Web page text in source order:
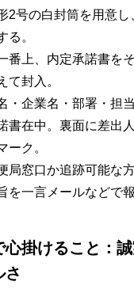
2号の白封筒を用意
る。
番上、内定承諾書を
て封入。
・企業名・部署・担
書在中。裏面に差出
ーク。
局窓口か追跡可能な
を一言メールなどで報
心掛けること：
さ